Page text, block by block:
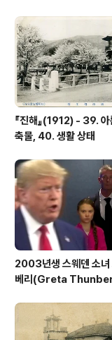
『진해』(1912) - 39.
축물, 40. 생활 상태
2003년생 스웨덴 소녀
베리(Greta